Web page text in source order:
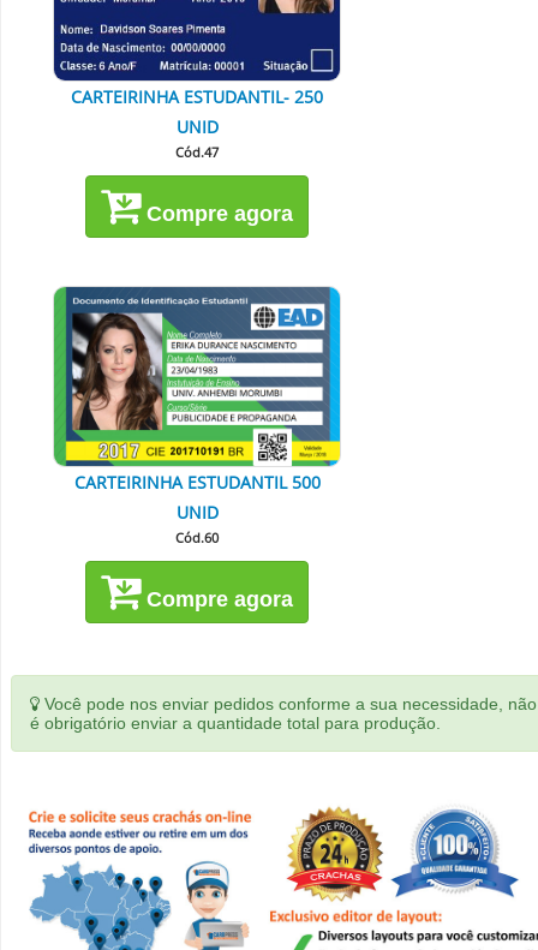
CARTEIRINHA ESTUDANTIL- 250
UNID
Cód.47
Compre agora
CARTEIRINHA ESTUDANTIL 500
UNID
Cód.60
Compre agora
Você pode nos enviar pedidos conforme a sua necessidade, não
é obrigatório enviar a quantidade total para produção.